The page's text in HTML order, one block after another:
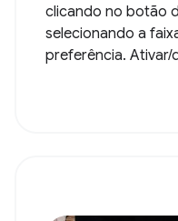
clicando no botão
selecionando a
preferência. Ativar/